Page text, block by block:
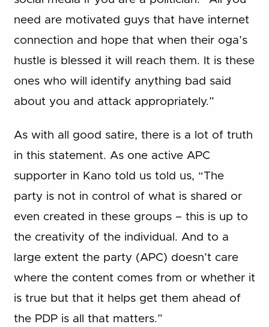
need are motivated guys that have internet
connection and hope that when their oga’s
hustle is blessed it will reach them. It is these
ones who will identify anything bad said
about you and attack appropriately.”
As with all good satire, there is a lot of truth
in this statement. As one active APC
supporter in Kano told us told us, “The
party is not in control of what is shared or
even created in these groups – this is up to
the creativity of the individual. And to a
large extent the party (APC) doesn’t care
where the content comes from or whether it
is true but that it helps get them ahead of
the PDP is all that matters.”